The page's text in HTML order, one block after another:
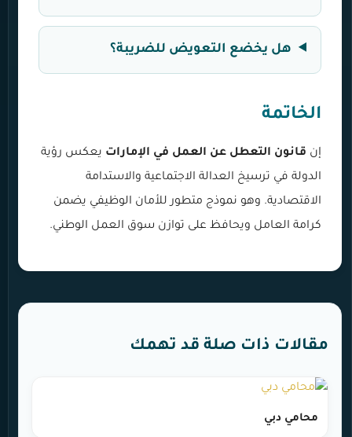
هل يخضع التعويض للضريبة؟
الخاتمة
إن قانون التعطل عن العمل في الإمارات يعكس رؤية
الدولة في ترسيخ العدالة الاجتماعية والاستدامة
الاقتصادية. وهو نموذج متطور للأمان الوظيفي يضمن
كرامة العامل ويحافظ على توازن سوق العمل الوطني.
مقالات ذات صلة قد تهمك
محامي دبي